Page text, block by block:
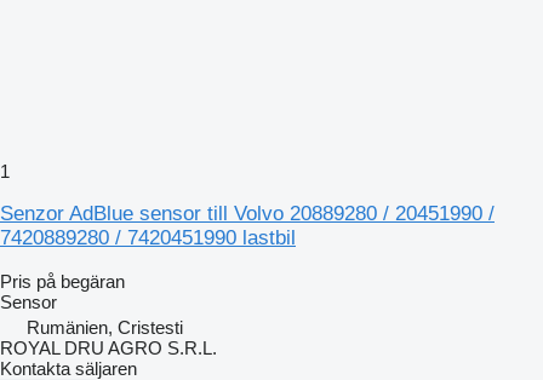
1
Senzor AdBlue sensor till Volvo 20889280 / 20451990 /
7420889280 / 7420451990 lastbil
Pris på begäran
Sensor
Rumänien, Cristesti
ROYAL DRU AGRO S.R.L.
Kontakta säljaren